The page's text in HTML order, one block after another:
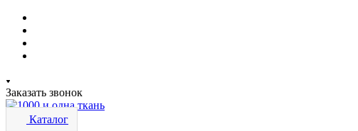
Заказать звонок
Каталог